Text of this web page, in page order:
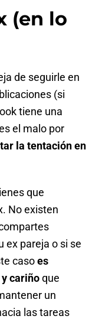
(en lo
de seguirle en
(si
tiene una
el malo por
la tentación en
que
No existen
ex pareja o si se
casoes
cariñoque
un
las tareas